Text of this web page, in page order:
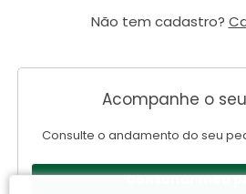
Não tem cadastro?
Acompanhe o
Consulte o andamento do seu
Consultar meu